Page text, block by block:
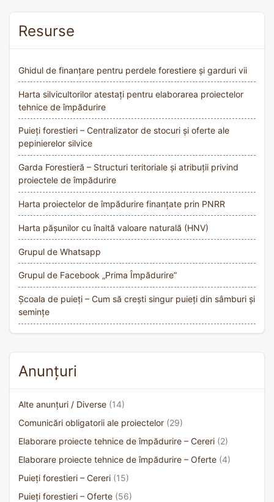
Resurse
Ghidul de finanțare pentru perdele forestiere și garduri vii
Harta silvicultorilor atestați pentru elaborarea proiectelor
tehnice de împădurire
Puieți forestieri – Centralizator de stocuri și oferte ale
pepinierelor silvice
Garda Forestieră – Structuri teritoriale și atribuții privind
proiectele de împădurire
Harta proiectelor de împădurire finanțate prin PNRR
Harta pășunilor cu înaltă valoare naturală (HNV)
Grupul de Whatsapp
Grupul de Facebook „Prima Împădurire”
Școala de puieți – Cum să crești singur puieți din sâmburi și
semințe
Anunțuri
Alte anunțuri / Diverse (14)
Comunicări obligatorii ale proiectelor (29)
Elaborare proiecte tehnice de împădurire – Cereri (2)
Elaborare proiecte tehnice de împădurire – Oferte (4)
Puieți forestieri – Cereri (15)
Puieți forestieri – Oferte (56)